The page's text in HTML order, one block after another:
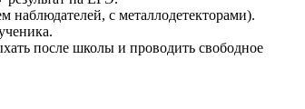
с металлодетекторами).
после школы и проводить свободное